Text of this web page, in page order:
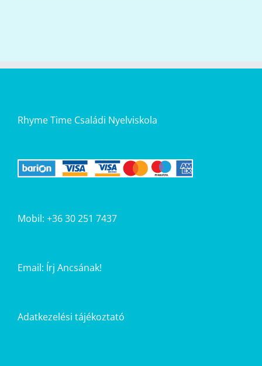
Rhyme Time Családi Nyelviskola
Mobil: +36 30 251 7437
Email: Írj Ancsának!
Adatkezelési tájékoztató